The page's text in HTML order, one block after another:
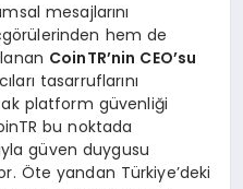
mesajlarını
hem de
CoinTR’nin CEO’su
tasarruflarını
platform güvenliği
bu noktada
güven duygusu
Öte yandan Türkiye’deki